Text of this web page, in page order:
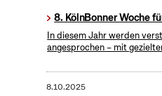
8. KölnBonner Woche
In diesem Jahr werden
angesprochen – mit
8.10.2025